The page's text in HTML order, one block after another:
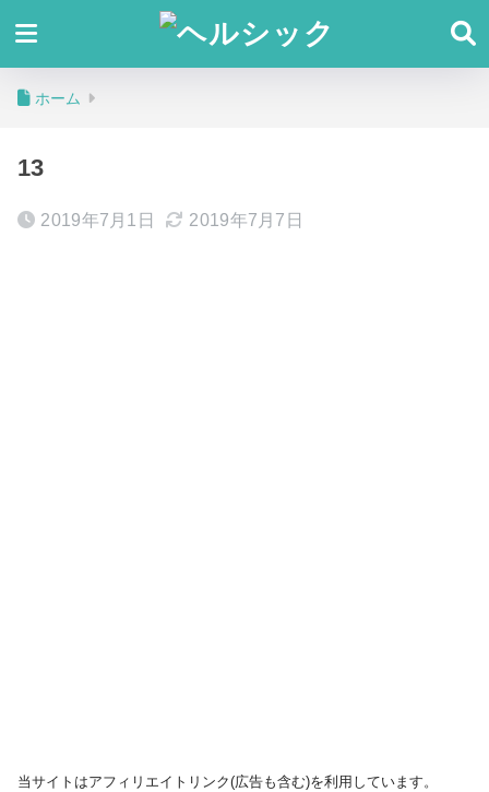
ホーム
13
2019年7月1日 2019年7月7日
当サイトはアフィリエイトリンク(広告も含む)を利用しています。